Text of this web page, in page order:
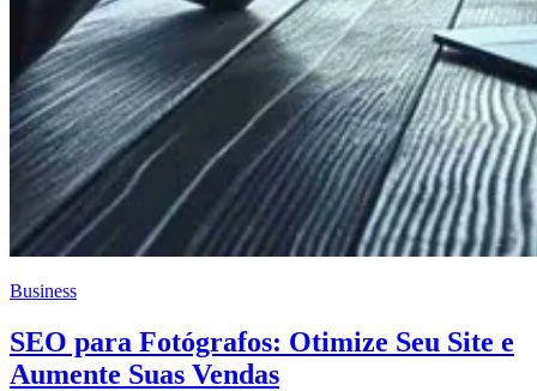
Business
SEO para Fotógrafos: Otimize Seu Site e
Aumente Suas Vendas